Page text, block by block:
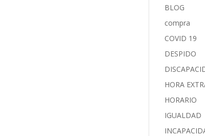
BLOG
compra
COVID 19
DESPIDO
HORA
HORARIO
IGUALDAD